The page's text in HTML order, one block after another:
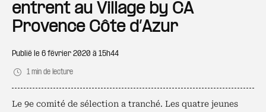
entrent au Village by CA
Provence Côte d’Azur
Publié le 6 février 2020 à 15h44
1 min de lecture
Le 9e comité de sélection a tranché. Les quatre jeunes